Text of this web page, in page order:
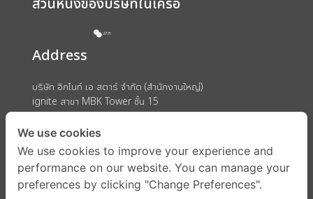
Address
บริษัท อิกไนท์ เอ สตาร์ จำกัด (สำนักงานใหญ่)
ignite สาขา MBK Tower ชั้น 15
ถนนพญาไท แขวงวังใหม่ เขตปทุมวัน กรุงเทพมหานคร 10330
We use cookies
We use cookies to improve your experience and
performance on our website. You can manage your
preferences by clicking "Change Preferences".